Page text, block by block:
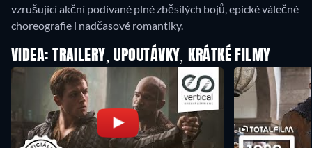
vzrušující akční podívané plné zběsilých bojů, epické válečné
choreografie i nadčasové romantiky.
VIDEA: TRAILERY, UPOUTÁVKY, KRÁTKÉ FILMY